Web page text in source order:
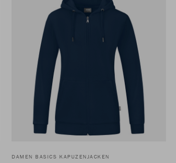
DAMEN BASICS KAPUZENJACKEN